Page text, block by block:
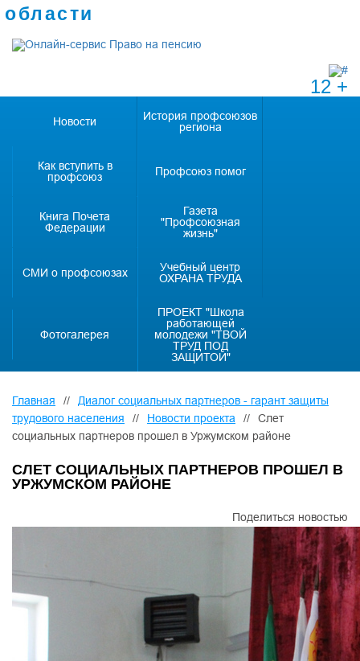
области
12 +
Новости
История профсоюзов
региона
Как вступить в
профсоюз
Профсоюз помог
Книга Почета
Федерации
Газета
"Профсоюзная
жизнь"
СМИ о профсоюзах
Учебный центр
ОХРАНА ТРУДА
Фотогалерея
ПРОЕКТ "Школа
работающей
молодежи "ТВОЙ
ТРУД ПОД
ЗАЩИТОЙ"
Главная //
Диалог социальных партнеров - гарант защиты
трудового населения
// Новости проекта //
Слет
социальных партнеров прошел в Уржумском районе
СЛЕТ СОЦИАЛЬНЫХ ПАРТНЕРОВ ПРОШЕЛ В
УРЖУМСКОМ РАЙОНЕ
Поделиться новостью